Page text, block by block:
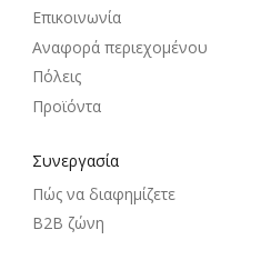
Επικοινωνία
Αναφορά περιεχομένου
Πόλεις
Προϊόντα
Συνεργασία
Πώς να διαφημίζετε
B2B ζώνη